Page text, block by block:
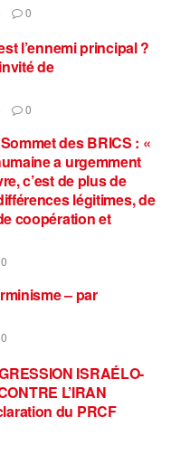
0
l’ennemi principal ?
de
0
des BRICS : «
a urgemment
c’est de plus de
légitimes, de
coopération et
0
– par
0
ISRAÉLO-
L’IRAN
du PRCF